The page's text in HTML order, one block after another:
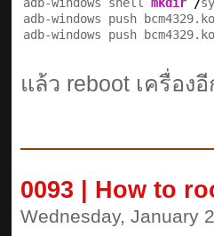
adb-windows push bcm4329.ko
adb-windows push bcm4329.ko
แล้ว reboot เครื่อง
0093 | How to
Wednesday, January